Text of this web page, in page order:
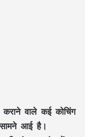
कराने वाले कई कोचिंग
आई है।